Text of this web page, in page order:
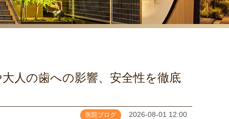
人の歯への影響、安全性を徹底
医院ブログ 2026-08-01 12:00